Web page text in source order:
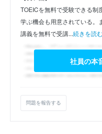
TOEICを無料で受験できる制
学ぶ機会も用意されている。
講義を無料で受講...続きを読
社員の本
問題を報告する